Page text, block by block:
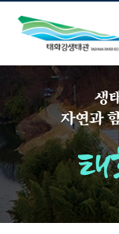
생
자연과